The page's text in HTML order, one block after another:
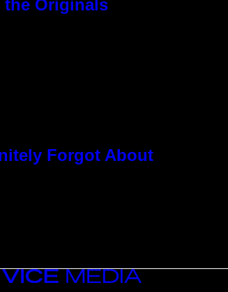
the Originals
Forgot About
VICE
MEDIA